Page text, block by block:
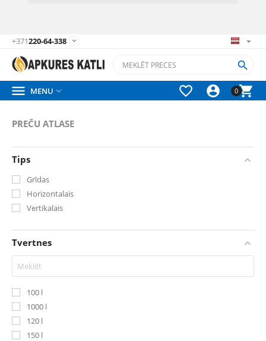
+371220-64-338 
0



 MENU 
PREČU ATLASE
Tips
Grīdas
Horizontalais
Vertikalais
Tvertnes
100 l
1000 l
120 l
150 l